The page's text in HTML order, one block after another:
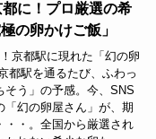
に！プロ厳選の希
の卵かけご飯」
京都駅に現れた「幻の卵
都駅を通るたび、ふわっ
そう」の予感。今、SNS
「幻の卵屋さん」が、期
・・。全国から厳選され